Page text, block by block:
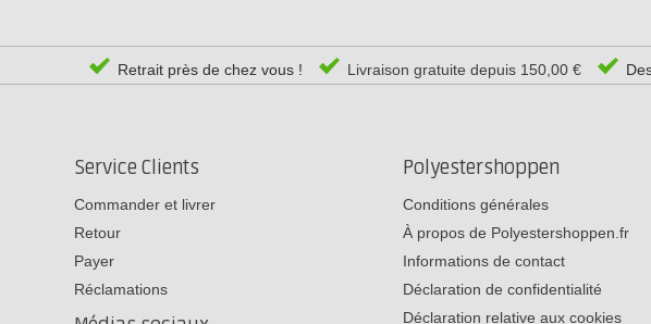
Retrait près de chez vous ! Livraison gratuite depuis 150,00 €
Service Clients
Commander et livrer
Retour
Payer
Réclamations
Polyestershoppen
Conditions générales
À propos de Polyestershoppen.fr
Informations de contact
Déclaration de confidentialité
Déclaration relative aux cookies